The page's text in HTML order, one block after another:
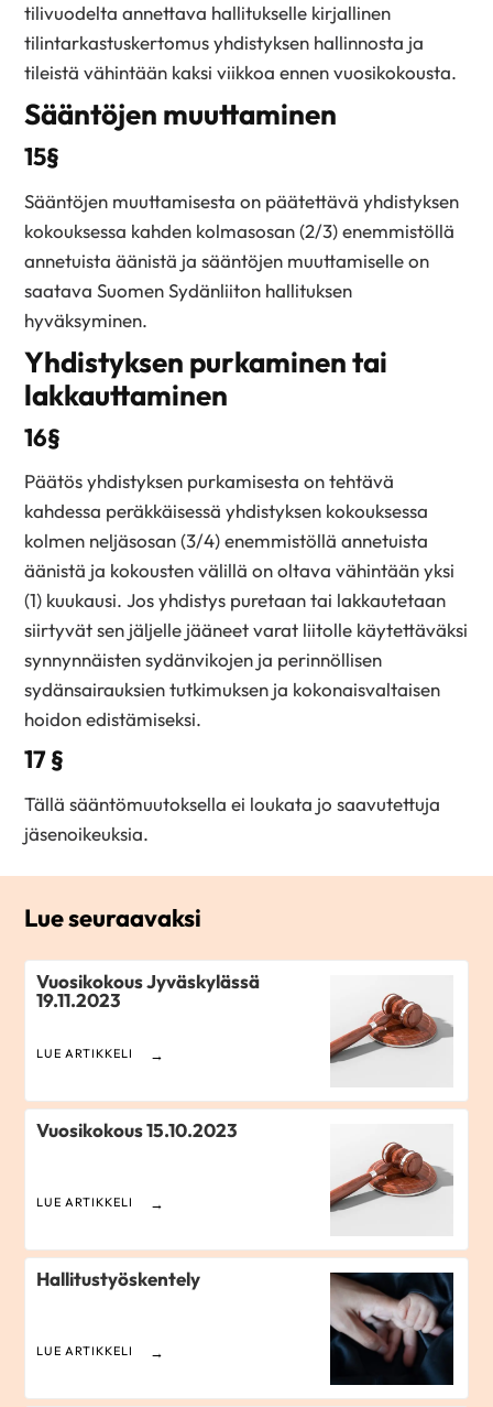
tilivuodelta annettava hallitukselle kirjallinen
tilintarkastuskertomus yhdistyksen hallinnosta ja
tileistä vähintään kaksi viikkoa ennen vuosikokousta.
Sääntöjen muuttaminen
15§
Sääntöjen muuttamisesta on päätettävä yhdistyksen
kokouksessa kahden kolmasosan (2/3) enemmistöllä
annetuista äänistä ja sääntöjen muuttamiselle on
saatava Suomen Sydänliiton hallituksen
hyväksyminen.
Yhdistyksen purkaminen tai
lakkauttaminen
16§
Päätös yhdistyksen purkamisesta on tehtävä
kahdessa peräkkäisessä yhdistyksen kokouksessa
kolmen neljäsosan (3/4) enemmistöllä annetuista
äänistä ja kokousten välillä on oltava vähintään yksi
(1) kuukausi. Jos yhdistys puretaan tai lakkautetaan
siirtyvät sen jäljelle jääneet varat liitolle käytettäväksi
synnynnäisten sydänvikojen ja perinnöllisen
sydänsairauksien tutkimuksen ja kokonaisvaltaisen
hoidon edistämiseksi.
17 §
Tällä sääntömuutoksella ei loukata jo saavutettuja
jäsenoikeuksia.
Lue seuraavaksi
Vuosikokous Jyväskylässä
19.11.2023
LUE ARTIKKELI
Vuosikokous 15.10.2023
LUE ARTIKKELI
Hallitustyöskentely
LUE ARTIKKELI